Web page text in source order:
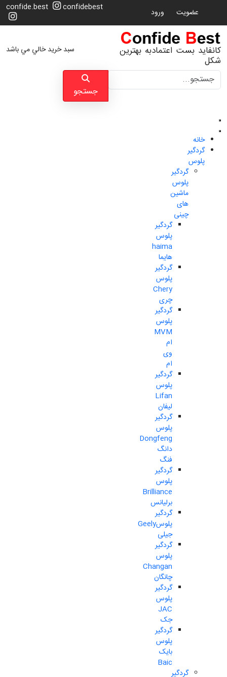
عضویت ورود confide.best confidebest
کانفاید بست اعتمادبه بهترین
شکل
جستجو
جستجو
سبد خرید خالي مي باشد
خانه
گردگیر
پلوس
گردگیر
پلوس
ماشین
های
چینی
گردگیر
پلوس
haima
هایما
گردگیر
پلوس
Chery
چری
گردگیر
پلوس
MVM
ام
وی
ام
گردگیر
پلوس
Lifan
لیفان
گردگیر
پلوس
Dongfeng
دانگ
فنگ
گردگیر
پلوس
Brilliance
برلیانس
گردگیر
پلوسGeely
جیلی
گردگیر
پلوس
Changan
چانگان
گردگیر
پلوس
JAC
جک
گردگیر
پلوس
بایک
Baic
گردگیر